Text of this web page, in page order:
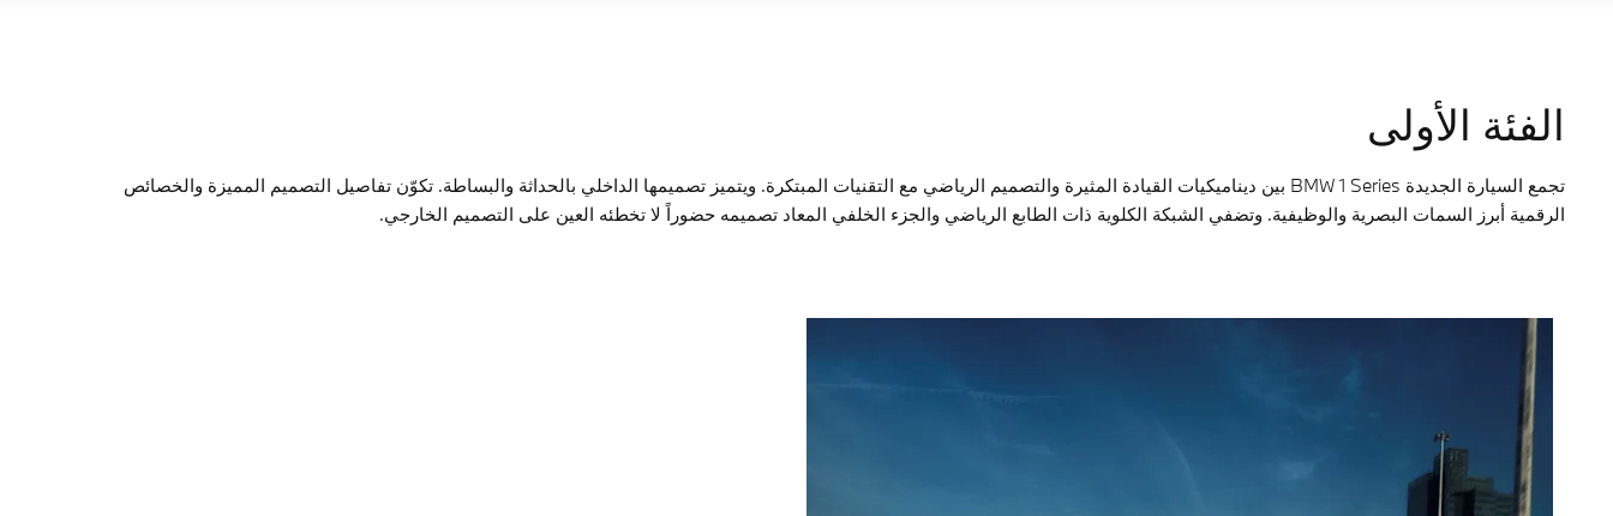
الفئة الأولى
تجمع السيارة الجديدة BMW 1 Series بين ديناميكيات القيادة المثيرة والتصميم الرياضي مع التقنيات المبتكرة. ويتميز تصميمها الداخلي بالحداثة والبساطة. تكوّن تفاصيل التصميم المميزة والخصائص
الرقمية أبرز السمات البصرية والوظيفية. وتضفي الشبكة الكلوية ذات الطابع الرياضي والجزء الخلفي المعاد تصميمه حضوراً لا تخطئه العين على التصميم الخارجي.